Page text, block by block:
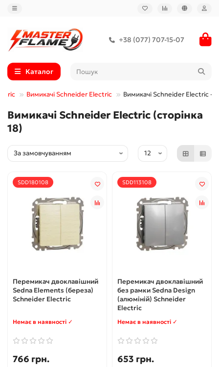
+38 (077) 707-15-07
Каталог
Вимикачі Schneider Electric Вимикачі Schneider Electric -
Вимикачі Schneider Electric (сторінка
18)
SDD180108
Перемикач двоклавішний
Sedna Elements (береза)
Schneider Electric
Немає в наявності ✓
766 грн.
SDD113108
Перемикач двоклавішний
без рамки Sedna Design
(алюміній) Schneider
Electric
Немає в наявності ✓
653 грн.